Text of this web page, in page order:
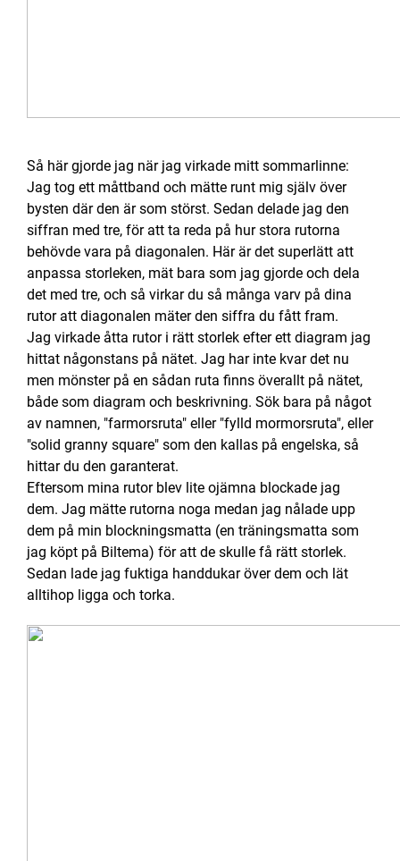
Så här gjorde jag när jag virkade mitt sommarlinne:
Jag tog ett måttband och mätte runt mig själv över
bysten där den är som störst. Sedan delade jag den
siffran med tre, för att ta reda på hur stora rutorna
behövde vara på diagonalen. Här är det superlätt att
anpassa storleken, mät bara som jag gjorde och dela
det med tre, och så virkar du så många varv på dina
rutor att diagonalen mäter den siffra du fått fram.
Jag virkade åtta rutor i rätt storlek efter ett diagram jag
hittat någonstans på nätet. Jag har inte kvar det nu
men mönster på en sådan ruta finns överallt på nätet,
både som diagram och beskrivning. Sök bara på något
av namnen, "farmorsruta" eller "fylld mormorsruta", eller
"solid granny square" som den kallas på engelska, så
hittar du den garanterat.
Eftersom mina rutor blev lite ojämna blockade jag
dem. Jag mätte rutorna noga medan jag nålade upp
dem på min blockningsmatta (en träningsmatta som
jag köpt på Biltema) för att de skulle få rätt storlek.
Sedan lade jag fuktiga handdukar över dem och lät
alltihop ligga och torka.